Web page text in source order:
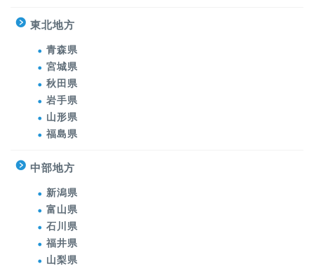
東北地方
青森県
宮城県
秋田県
岩手県
山形県
福島県
中部地方
新潟県
富山県
石川県
福井県
山梨県